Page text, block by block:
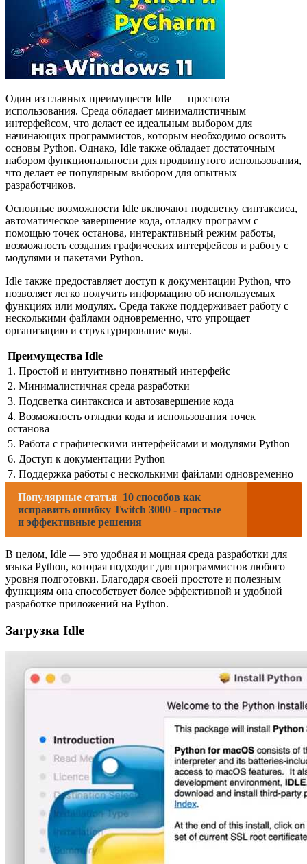
Один из главных преимуществ Idle — простота
использования. Среда обладает минималистичным
интерфейсом, что делает ее идеальным выбором для
начинающих программистов, которым необходимо освоить
основы Python. Однако, Idle также обладает достаточным
набором функциональности для продвинутого использования,
что делает ее популярным выбором для опытных
разработчиков.
Основные возможности Idle включают подсветку синтаксиса,
автоматическое завершение кода, отладку программ с
помощью точек останова, интерактивный режим работы,
возможность создания графических интерфейсов и работу с
модулями и пакетами Python.
Idle также предоставляет доступ к документации Python, что
позволяет легко получить информацию об используемых
функциях или модулях. Среда также поддерживает работу с
несколькими файлами одновременно, что упрощает
организацию и структурирование кода.
Преимущества Idle
1. Простой и интуитивно понятный интерфейс
2. Минималистичная среда разработки
3. Подсветка синтаксиса и автозавершение кода
4. Возможность отладки кода и использования точек
останова
5. Работа с графическими интерфейсами и модулями Python
6. Доступ к документации Python
7. Поддержка работы с несколькими файлами одновременно
Популярные статьи 10 способов как
исправить ошибку Twitch 3000 - простые
и эффективные решения
В целом, Idle — это удобная и мощная среда разработки для
языка Python, которая подходит для программистов любого
уровня подготовки. Благодаря своей простоте и полезным
функциям она способствует более эффективной и удобной
разработке приложений на Python.
Загрузка Idle